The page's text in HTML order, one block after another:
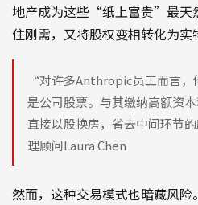
地产成为这些“纸上富贵”最天
住刚需，又将股权变相转化为实
“对许多Anthropic员工而言，
是公司股票。与其缴纳高额资
直接以股换房，省去中间环
理顾问Laura Chen
然而，这种交易模式也暗藏风